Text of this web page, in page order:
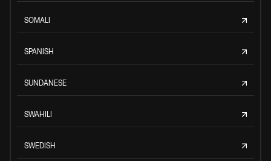
SOMALI
SPANISH
SUNDANESE
SWAHILI
SWEDISH